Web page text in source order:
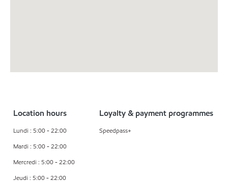
Location hours
Lundi : 5:00 - 22:00
Mardi : 5:00 - 22:00
Mercredi : 5:00 - 22:00
Jeudi : 5:00 - 22:00
Loyalty & payment programmes
Speedpass+